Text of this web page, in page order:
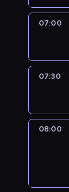
07:00
07:30
08:00